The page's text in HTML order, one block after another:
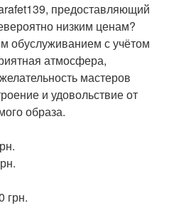
предоставляющий
низким ценам?
обуслуживанием с учётом
атмосфера,
мастеров
и удовольствие от
образа.
грн.